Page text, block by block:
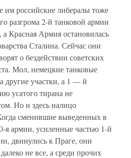
российские либералы тоже
разгрома 2-й танковой армии
Красная Армия остановилась
Сталина. Сейчас они
о бездействии советских
Мол, немецкие танковые
другие участки, а 1 — й
усатого тирана не
Но и здесь налицо
сменившие выведенных в
я армии, усиленные частью 1-й
двинулись к Праге, они
не все, а среди прочих